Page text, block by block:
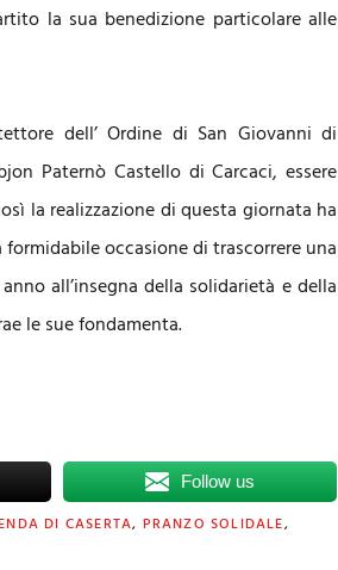
la sua benedizione particolare alle
dell’ Ordine di San Giovanni di
Paternò Castello di Carcaci, essere
la realizzazione di questa giornata ha
occasione di trascorrere una
all’insegna della solidarietà e della
le sue fondamenta.
Follow us
DI CASERTA, PRANZO SOLIDALE,